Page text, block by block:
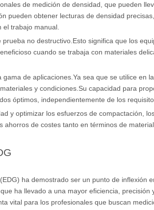
de medición de densidad, que pueden
pueden obtener lecturas de densidad
trabajo manual.
no destructivo.Esto significa que los
cuando se trabaja con materiales
de aplicaciones.Ya sea que se utilice en
y condiciones.Su capacidad para
óptimos, independientemente de los
y optimizar los esfuerzos de compactación,
de costes tanto en términos de
ha demostrado ser un punto de inflexión
ha llevado a una mayor eficiencia,
vital para los profesionales que buscan